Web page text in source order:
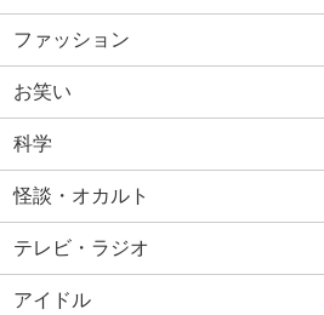
ファッション
お笑い
科学
怪談・オカルト
テレビ・ラジオ
アイドル